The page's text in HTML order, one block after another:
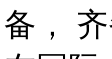
备，